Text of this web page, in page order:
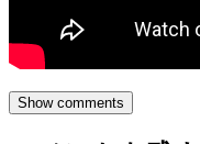
Show comments